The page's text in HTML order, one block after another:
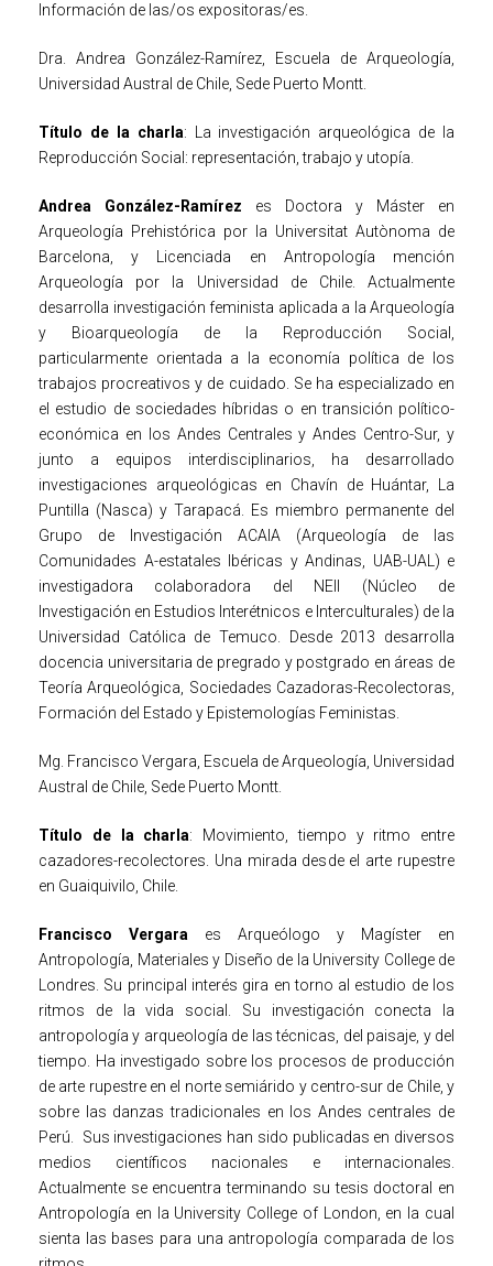
Información de las/os expositoras/es.
Dra. Andrea González-Ramírez, Escuela de Arqueología,
Universidad Austral de Chile, Sede Puerto Montt.
Título de la charla: La investigación arqueológica de la
Reproducción Social: representación, trabajo y utopía.
Andrea González-Ramírez es Doctora y Máster en
Arqueología Prehistórica por la Universitat Autònoma de
Barcelona, y Licenciada en Antropología mención
Arqueología por la Universidad de Chile. Actualmente
desarrolla investigación feminista aplicada a la Arqueología
y Bioarqueología de la Reproducción Social,
particularmente orientada a la economía política de los
trabajos procreativos y de cuidado. Se ha especializado en
el estudio de sociedades híbridas o en transición político-
económica en los Andes Centrales y Andes Centro-Sur, y
junto a equipos interdisciplinarios, ha desarrollado
investigaciones arqueológicas en Chavín de Huántar, La
Puntilla (Nasca) y Tarapacá. Es miembro permanente del
Grupo de Investigación ACAIA (Arqueología de las
Comunidades A-estatales Ibéricas y Andinas, UAB-UAL) e
investigadora colaboradora del NEII (Núcleo de
Investigación en Estudios Interétnicos e Interculturales) de la
Universidad Católica de Temuco. Desde 2013 desarrolla
docencia universitaria de pregrado y postgrado en áreas de
Teoría Arqueológica, Sociedades Cazadoras-Recolectoras,
Formación del Estado y Epistemologías Feministas.
Mg. Francisco Vergara, Escuela de Arqueología, Universidad
Austral de Chile, Sede Puerto Montt.
Título de la charla: Movimiento, tiempo y ritmo entre
cazadores-recolectores. Una mirada desde el arte rupestre
en Guaiquivilo, Chile.
Francisco Vergara es Arqueólogo y Magíster en
Antropología, Materiales y Diseño de la University College de
Londres. Su principal interés gira en torno al estudio de los
ritmos de la vida social. Su investigación conecta la
antropología y arqueología de las técnicas, del paisaje, y del
tiempo. Ha investigado sobre los procesos de producción
de arte rupestre en el norte semiárido y centro-sur de Chile, y
sobre las danzas tradicionales en los Andes centrales de
Perú. Sus investigaciones han sido publicadas en diversos
medios científicos nacionales e internacionales.
Actualmente se encuentra terminando su tesis doctoral en
Antropología en la University College of London, en la cual
sienta las bases para una antropología comparada de los